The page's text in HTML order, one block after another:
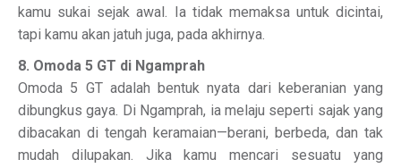
kamu sukai sejak awal. Ia tidak memaksa untuk dicintai,
tapi kamu akan jatuh juga, pada akhirnya.
8. Omoda 5 GT di Ngamprah
Omoda 5 GT adalah bentuk nyata dari keberanian yang
dibungkus gaya. Di Ngamprah, ia melaju seperti sajak yang
dibacakan di tengah keramaian—berani, berbeda, dan tak
mudah dilupakan. Jika kamu mencari sesuatu yang